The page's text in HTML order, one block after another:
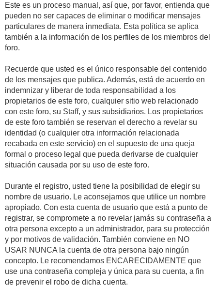
Este es un proceso manual, así que, por favor, entienda que
pueden no ser capaces de eliminar o modificar mensajes
particulares de manera inmediata. Esta política se aplica
también a la información de los perfiles de los miembros del
foro.
Recuerde que usted es el único responsable del contenido
de los mensajes que publica. Además, está de acuerdo en
indemnizar y liberar de toda responsabilidad a los
propietarios de este foro, cualquier sitio web relacionado
con este foro, su Staff, y sus subsidiarios. Los propietarios
de este foro también se reservan el derecho a revelar su
identidad (o cualquier otra información relacionada
recabada en este servicio) en el supuesto de una queja
formal o proceso legal que pueda derivarse de cualquier
situación causada por su uso de este foro.
Durante el registro, usted tiene la posibilidad de elegir su
nombre de usuario. Le aconsejamos que utilice un nombre
apropiado. Con esta cuenta de usuario que está a punto de
registrar, se compromete a no revelar jamás su contraseña a
otra persona excepto a un administrador, para su protección
y por motivos de validación. También conviene en NO
USAR NUNCA la cuenta de otra persona bajo ningún
concepto. Le recomendamos ENCARECIDAMENTE que
use una contraseña compleja y única para su cuenta, a fin
de prevenir el robo de dicha cuenta.